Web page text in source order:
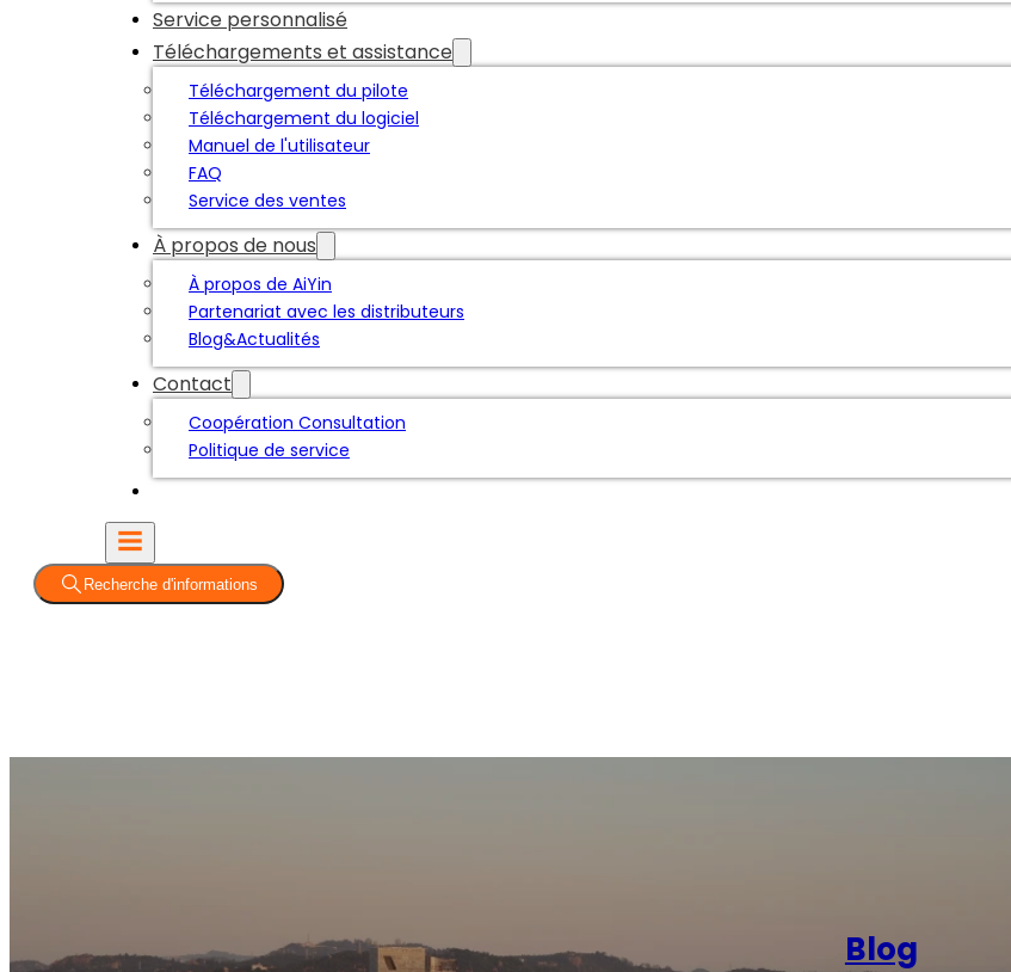
Service personnalisé
Téléchargements et assistance
Téléchargement du pilote
Téléchargement du logiciel
Manuel de l'utilisateur
FAQ
Service des ventes
À propos de nous
À propos de AiYin
Partenariat avec les distributeurs
Blog&Actualités
Contact
Coopération Consultation
Politique de service
Recherche d'informations
Blog